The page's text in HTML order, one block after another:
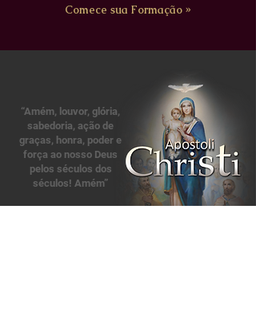
Comece sua Formação »
“Amém, louvor, glória,
sabedoria, ação de
graças, honra, poder e
força ao nosso Deus
pelos séculos dos
séculos! Amém”